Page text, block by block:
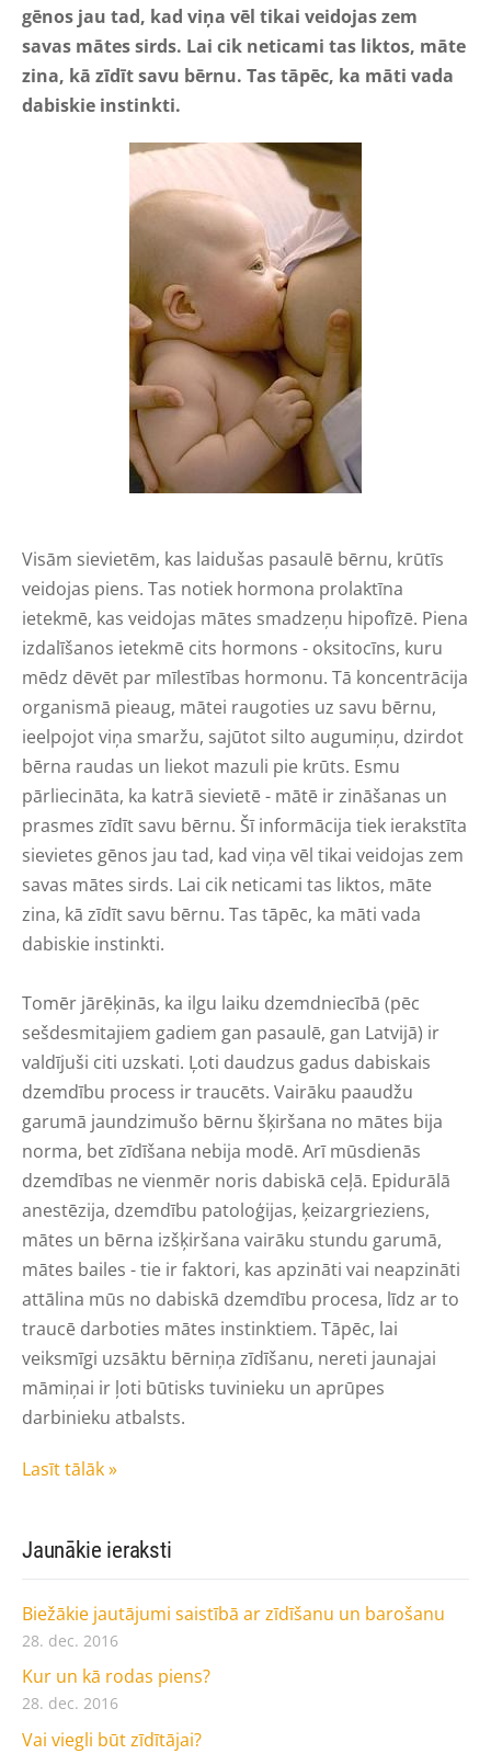
Jaunākie ieraksti
Biežākie jautājumi saistībā ar zīdīšanu un barošanu
28. dec. 2016
Kur un kā rodas piens?
28. dec. 2016
Vai viegli būt zīdītājai?
gēnos jau tad, kad viņa vēl tikai veidojas zem
savas mātes sirds. Lai cik neticami tas liktos, māte
zina, kā zīdīt savu bērnu. Tas tāpēc, ka māti vada
dabiskie instinkti.
Visām sievietēm, kas laidušas pasaulē bērnu, krūtīs
veidojas piens. Tas notiek hormona prolaktīna
ietekmē, kas veidojas mātes smadzeņu hipofīzē. Piena
izdalīšanos ietekmē cits hormons - oksitocīns, kuru
mēdz dēvēt par mīlestības hormonu. Tā koncentrācija
organismā pieaug, mātei raugoties uz savu bērnu,
ieelpojot viņa smaržu, sajūtot silto augumiņu, dzirdot
bērna raudas un liekot mazuli pie krūts. Esmu
pārliecināta, ka katrā sievietē - mātē ir zināšanas un
prasmes zīdīt savu bērnu. Šī informācija tiek ierakstīta
sievietes gēnos jau tad, kad viņa vēl tikai veidojas zem
savas mātes sirds. Lai cik neticami tas liktos, māte
zina, kā zīdīt savu bērnu. Tas tāpēc, ka māti vada
dabiskie instinkti.
Tomēr jārēķinās, ka ilgu laiku dzemdniecībā (pēc
sešdesmitajiem gadiem gan pasaulē, gan Latvijā) ir
valdījuši citi uzskati. Ļoti daudzus gadus dabiskais
dzemdību process ir traucēts. Vairāku paaudžu
garumā jaundzimušo bērnu šķiršana no mātes bija
norma, bet zīdīšana nebija modē. Arī mūsdienās
dzemdības ne vienmēr noris dabiskā ceļā. Epidurālā
anestēzija, dzemdību patoloģijas, ķeizargrieziens,
mātes un bērna izšķiršana vairāku stundu garumā,
mātes bailes - tie ir faktori, kas apzināti vai neapzināti
attālina mūs no dabiskā dzemdību procesa, līdz ar to
traucē darboties mātes instinktiem. Tāpēc, lai
veiksmīgi uzsāktu bērniņa zīdīšanu, nereti jaunajai
māmiņai ir ļoti būtisks tuvinieku un aprūpes
darbinieku atbalsts.
Lasīt tālāk »